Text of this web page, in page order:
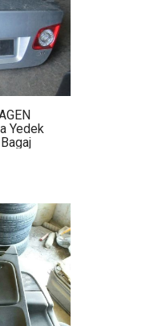
Yedek